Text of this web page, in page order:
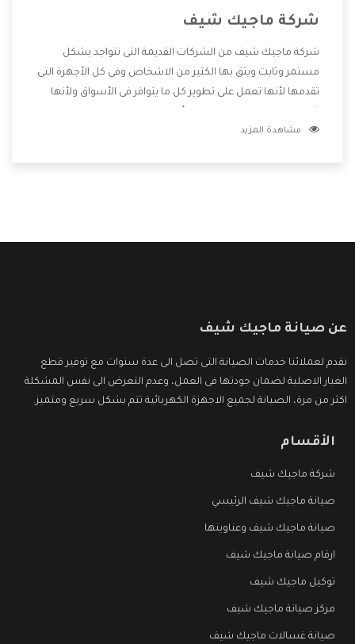
شركة ماجيك شيف
شركة ماجيك شيف من الشركات القديمة التى تتواجد بشكل
مستمر وثابت ويثق بها الكثير من الاشخاص وفى كل الأجهزة التى
تقدمها لأنها تعمل على تطوير كل ما يتوافر فى الأسواق ولأنها
المنتجات وتقدم للعملاء أقوى العروض والخصومات التى تسهل
مشاهدة المزيد
عن صيانة ماجيك شيف
نقدم لعملائنا خدمات الصيانة التى تصل الى عدة سنوات مع توفير قطع
الغيار الاصلية لضمان جودتها فى العمل، وعدم التعرض الى نفس المشكلة
اكثر من مرة، الصيانة لجميع الاجهزة الكهربائية تتم بشكل سريع ومتميز.
الأقسام
شركة ماجيك شيف
صيانة ماجيك شيف الرئيسي
صيانة ماجيك شيف وعناوينها
ارقام صيانة ماجيك شيف
توكيل ماجيك شيف
مركز صيانة ماجيك شيف
صيانة غسالات ماجيك شيف